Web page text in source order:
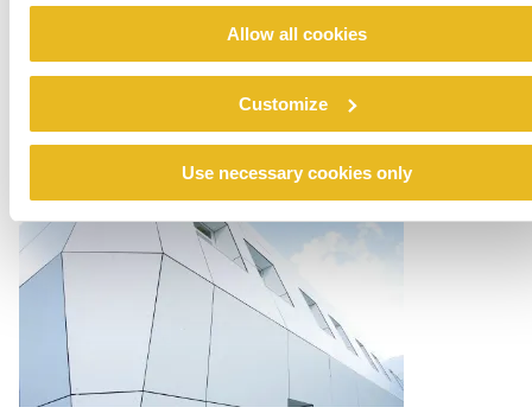
Allow all cookies
Customize
Use necessary cookies only
Renovation emergency shelter Stein
阅读更多